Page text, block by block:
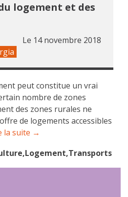
logement et des
Le 14 novembre 2018
peut constitue un vrai
nombre de zones
des zones rurales ne
de logements accessibles
la suite →